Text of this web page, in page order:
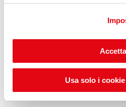
Accetta
Usa solo i
Scopri gli ITS